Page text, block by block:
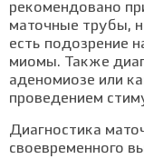
рекомендовано
маточные трубы,
есть подозрение
миомы. Также
аденомиозе или
проведением
Диагностика
своевременного